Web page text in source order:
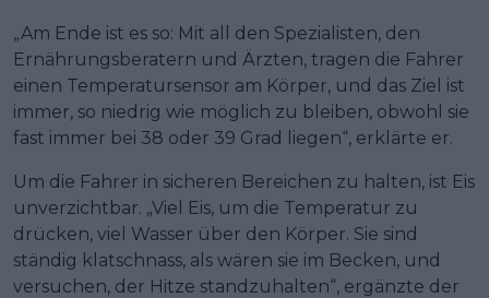
„Am Ende ist es so: Mit all den Spezialisten, den
Ernährungsberatern und Ärzten, tragen die Fahrer
einen Temperatursensor am Körper, und das Ziel ist
immer, so niedrig wie möglich zu bleiben, obwohl sie
fast immer bei 38 oder 39 Grad liegen“, erklärte er.
Um die Fahrer in sicheren Bereichen zu halten, ist Eis
unverzichtbar. „Viel Eis, um die Temperatur zu
drücken, viel Wasser über den Körper. Sie sind
ständig klatschnass, als wären sie im Becken, und
versuchen, der Hitze standzuhalten“, ergänzte der